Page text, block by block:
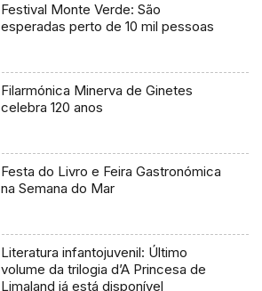
Festival Monte Verde: São
esperadas perto de 10 mil pessoas
Filarmónica Minerva de Ginetes
celebra 120 anos
Festa do Livro e Feira Gastronómica
na Semana do Mar
Literatura infantojuvenil: Último
volume da trilogia d’A Princesa de
Limaland já está disponível